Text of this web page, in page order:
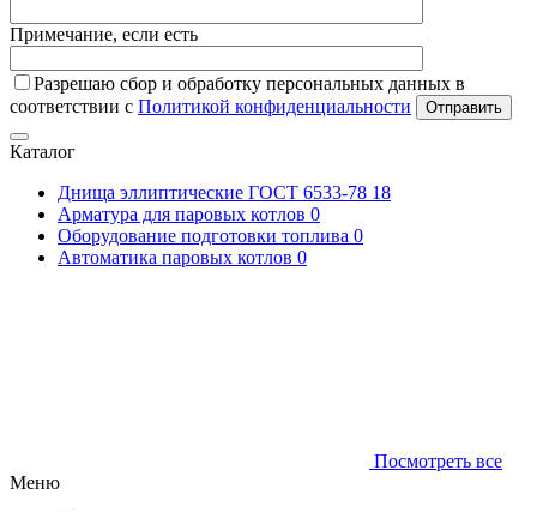
Примечание, если есть
Разрешаю сбор и обработку персональных данных в
соответствии с Политикой конфиденциальности Отправить
Каталог
Днища эллиптические ГОСТ 6533-78 18
Арматура для паровых котлов 0
Оборудование подготовки топлива 0
Автоматика паровых котлов 0
Посмотреть все
Меню